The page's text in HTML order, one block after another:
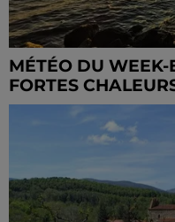
MÉTÉO DU WEEK-
FORTES